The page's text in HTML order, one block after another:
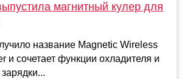
магнитный кулер для
название Magnetic Wireless
и сочетает функции охладителя и